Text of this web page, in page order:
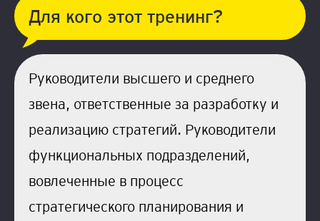
Для кого этот тренинг?
Руководители высшего и среднего
звена, ответственные за разработку и
реализацию стратегий. Руководители
функциональных подразделений,
вовлеченные в процесс
стратегического планирования и